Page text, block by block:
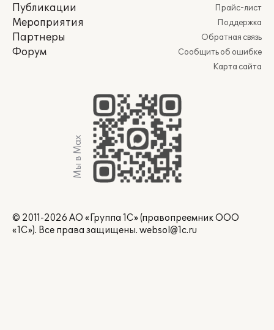
Публикации
Мероприятия
Партнеры
Форум
Прайс-лист
Поддержка
Обратная связь
Сообщить об ошибке
Карта сайта
Мы в Max
© 2011-2026 АО «Группа 1С» (правопреемник ООО
«1С»). Все права защищены. websol@1c.ru